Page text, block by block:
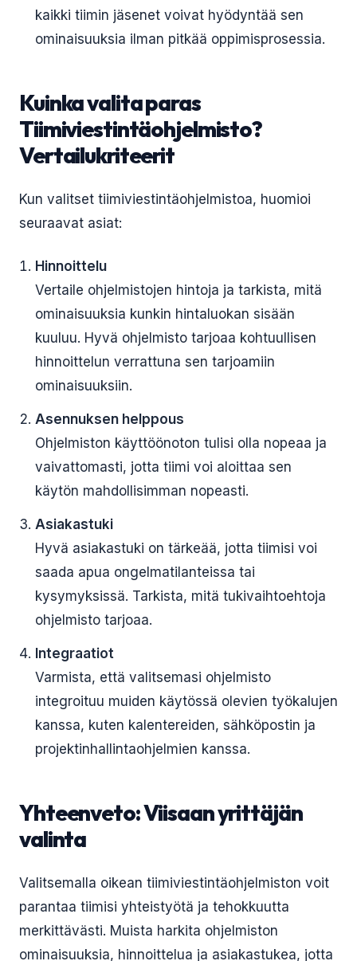
kaikki tiimin jäsenet voivat hyödyntää sen
ominaisuuksia ilman pitkää oppimisprosessia.
Kuinka valita paras
Tiimiviestintäohjelmisto?
Vertailukriteerit
Kun valitset tiimiviestintäohjelmistoa, huomioi
seuraavat asiat:
Hinnoittelu
Vertaile ohjelmistojen hintoja ja tarkista, mitä
ominaisuuksia kunkin hintaluokan sisään
kuuluu. Hyvä ohjelmisto tarjoaa kohtuullisen
hinnoittelun verrattuna sen tarjoamiin
ominaisuuksiin.
Asennuksen helppous
Ohjelmiston käyttöönoton tulisi olla nopeaa ja
vaivattomasti, jotta tiimi voi aloittaa sen
käytön mahdollisimman nopeasti.
Asiakastuki
Hyvä asiakastuki on tärkeää, jotta tiimisi voi
saada apua ongelmatilanteissa tai
kysymyksissä. Tarkista, mitä tukivaihtoehtoja
ohjelmisto tarjoaa.
Integraatiot
Varmista, että valitsemasi ohjelmisto
integroituu muiden käytössä olevien työkalujen
kanssa, kuten kalentereiden, sähköpostin ja
projektinhallintaohjelmien kanssa.
Yhteenveto: Viisaan yrittäjän
valinta
Valitsemalla oikean tiimiviestintäohjelmiston voit
parantaa tiimisi yhteistyötä ja tehokkuutta
merkittävästi. Muista harkita ohjelmiston
ominaisuuksia, hinnoittelua ja asiakastukea, jotta